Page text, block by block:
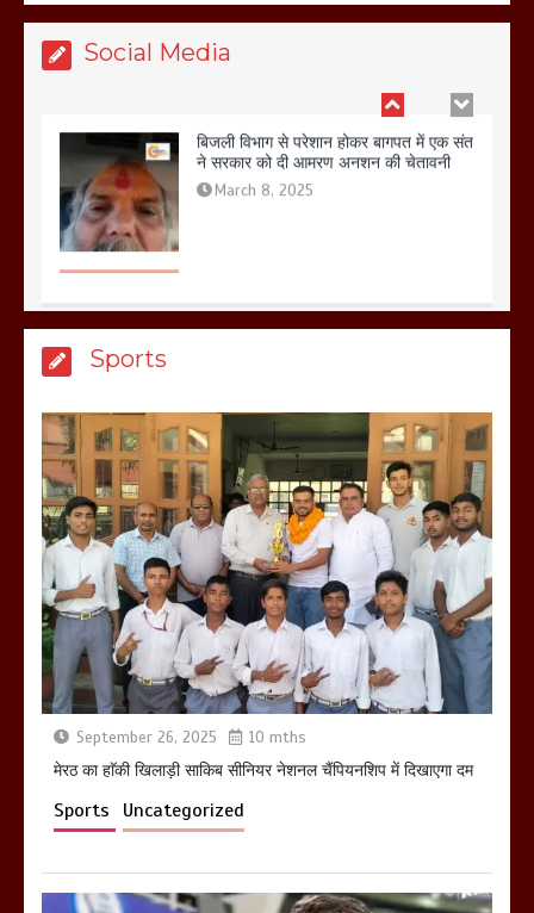
Social Media
बिजली विभाग से परेशान होकर बागपत में एक संत
ने सरकार को दी आमरण अनशन की चेतावनी
March 8, 2025
होलिका रखने पर लात मार कर होलिका को किया
तहस नहस,मोहल्ले वालों के साथ की गई गाली
गलोच ,कहा अगर रखी गई होली तो होगा खून
खराबा,
March 11, 2025
Sports
September 26, 2025 10 mths
मेरठ का हाॅकी खिलाड़ी साकिब सीनियर नेशनल चैंपियनशिप में दिखाएगा दम
Sports Uncategorized